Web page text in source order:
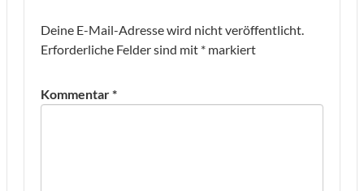
Deine E-Mail-Adresse wird nicht veröffentlicht.
Erforderliche Felder sind mit * markiert
Kommentar*